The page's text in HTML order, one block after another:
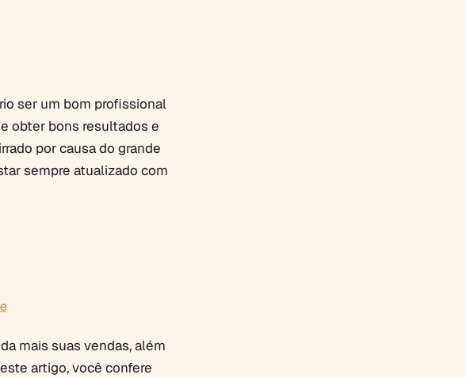
ser um bom profissional
obter bons resultados e
por causa do grande
sempre atualizado com
mais suas vendas, além
artigo, você confere